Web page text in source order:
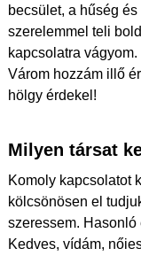
becsület, a hűség és
szerelemmel teli
kapcsolatra
Várom hozzám illő
hölgy érdekel!
Milyen társat
Komoly kapcsolatot
kölcsönösen el
szeressem. Hasonló
Kedves, vídám,